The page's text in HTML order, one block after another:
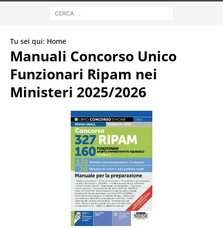
Tu sei qui: Home
Manuali Concorso Unico
Funzionari Ripam nei
Ministeri 2025/2026